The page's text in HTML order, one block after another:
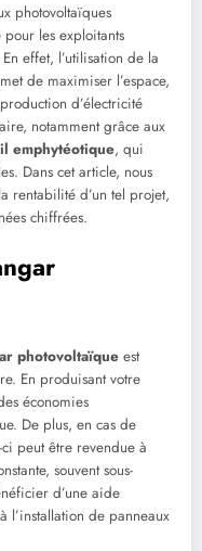
photovoltaïques
pour les exploitants
effet, l’utilisation de la
de maximiser l’espace,
d’électricité
notamment grâce aux
emphytéotique, qui
Dans cet article, nous
rentabilité d’un tel projet,
chiffrées.
photovoltaïque est
En produisant votre
économies
De plus, en cas de
peut être revendue à
souvent sous-
d’une aide
l’installation de panneaux